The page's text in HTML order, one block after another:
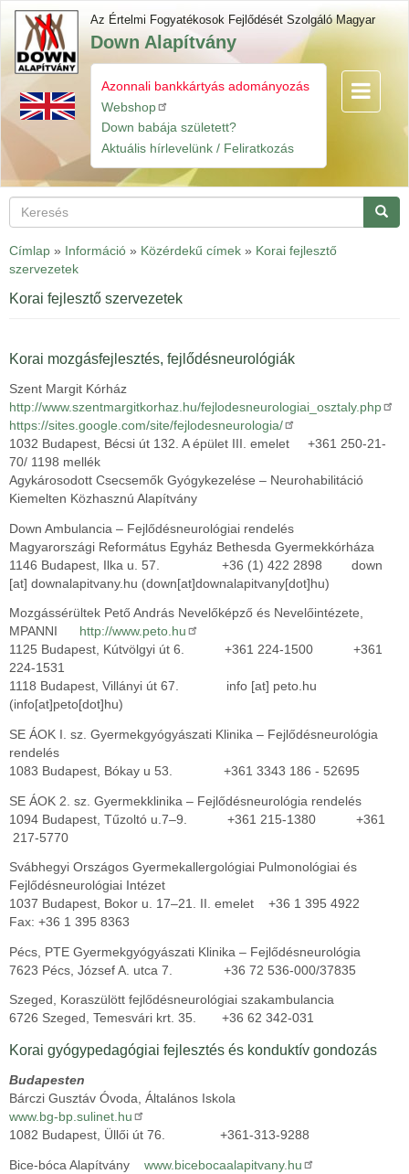
Ugrás
tartalomra
Az Értelmi Fogyatékosok Fejlődését Szolgáló Magyar
Down Alapítvány
Gyorslinkek
Azonnali bankkártyás adományozás
Webshop
Down babája született?
Aktuális hírlevelünk / Feliratkozás
Navigáció
Keresés
Címlap » Információ » Közérdekű címek » Korai fejlesztő
szervezetek
Korai fejlesztő szervezetek
Korai mozgásfejlesztés, fejlődésneurológiák
Szent Margit Kórház
http://www.szentmargitkorhaz.hu/fejlodesneurologiai_osztaly.php
https://sites.google.com/site/fejlodesneurologia/
1032 Budapest, Bécsi út 132. A épület III. emelet +361 250-21-
70/ 1198 mellék
Agykárosodott Csecsemők Gyógykezelése – Neurohabilitáció
Kiemelten Közhasznú Alapítvány
Down Ambulancia – Fejlődésneurológiai rendelés
Magyarországi Református Egyház Bethesda Gyermekkórháza
1146 Budapest, Ilka u. 57. +36 (1) 422 2898 down
[at] downalapitvany.hu (down[at]downalapitvany[dot]hu)
Mozgássérültek Pető András Nevelőképző és Nevelőintézete,
MPANNI http://www.peto.hu
1125 Budapest, Kútvölgyi út 6. +361 224-1500 +361
224-1531
1118 Budapest, Villányi út 67. info [at] peto.hu
(info[at]peto[dot]hu)
SE ÁOK I. sz. Gyermekgyógyászati Klinika – Fejlődésneurológia
rendelés
1083 Budapest, Bókay u 53. +361 3343 186 - 52695
SE ÁOK 2. sz. Gyermekklinika – Fejlődésneurológia rendelés
1094 Budapest, Tűzoltó u.7–9. +361 215-1380 +361
217-5770
Svábhegyi Országos Gyermekallergológiai Pulmonológiai és
Fejlődésneurológiai Intézet
1037 Budapest, Bokor u. 17–21. II. emelet +36 1 395 4922
Fax: +36 1 395 8363
Pécs, PTE Gyermekgyógyászati Klinika – Fejlődésneurológia
7623 Pécs, József A. utca 7. +36 72 536-000/37835
Szeged, Koraszülött fejlődésneurológiai szakambulancia
6726 Szeged, Temesvári krt. 35. +36 62 342-031
Korai gyógypedagógiai fejlesztés és konduktív gondozás
Budapesten
Bárczi Gusztáv Óvoda, Általános Iskola
www.bg-bp.sulinet.hu
1082 Budapest, Üllői út 76. +361-313-9288
Bice-bóca Alapítvány www.bicebocaalapitvany.hu